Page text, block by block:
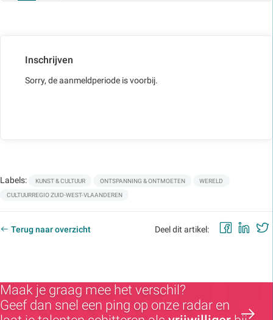
Inschrijven
Sorry, de aanmeldperiode is voorbij.
Labels: KUNST & CULTUUR ONTSPANNING & ONTMOETEN WERELD
CULTUURREGIO ZUID-WEST-VLAANDEREN
Terug naar overzicht Deel dit artikel:
Maak je graag mee het verschil?
Geef dan snel een ping op onze radar en